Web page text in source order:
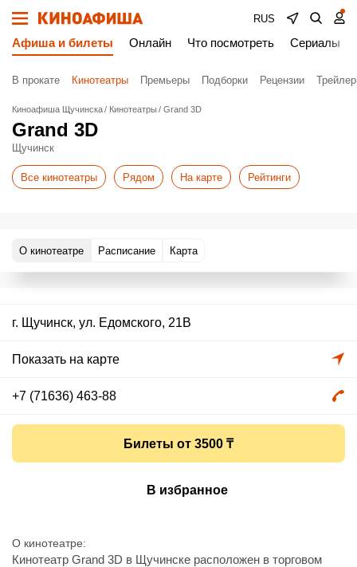
RUS
Афиша и билеты Онлайн Что посмотреть Сериалы
В прокате Кинотеатры Премьеры Подборки Рецензии
Киноафиша Щучинска Кинотеатры Grand 3D
Grand 3D
Щучинск
Все кинотеатры Рядом На карте Рейтинги
О кинотеатре Расписание Карта
г. Щучинск, ул. Едомского, 21В
Показать на карте
+7 (71636) 463-88
Билеты от 3500 ₸
В избранное
О кинотеатре
Кинотеатр Grand 3D в Щучинске расположен в торговом